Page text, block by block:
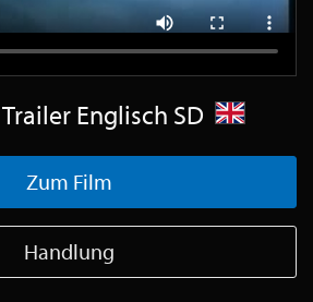
Englisch SD
Zum Film
Handlung